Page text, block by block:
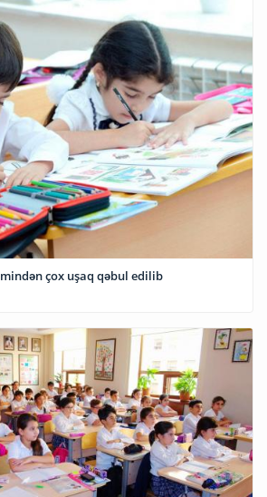
çox uşaq qəbul edilib